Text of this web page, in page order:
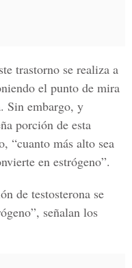
trastorno se realiza a
el punto de mira
Sin embargo, y
porción de esta
“cuanto más alto sea
en estrógeno”.
de testosterona se
señalan los